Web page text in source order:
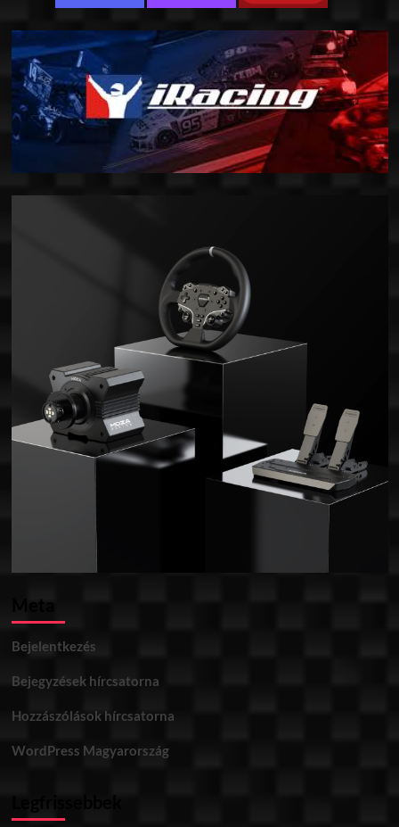
Meta
Bejelentkezés
Bejegyzések hírcsatorna
Hozzászólások hírcsatorna
WordPress Magyarország